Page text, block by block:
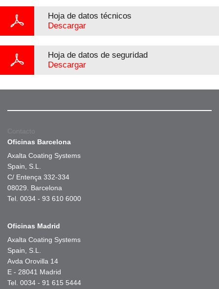
Hoja de datos técnicos
Descargar
Hoja de datos de seguridad
Descargar
Contacto
Oficinas Barcelona
Axalta Coating Systems
Spain, S.L.
C/ Entença 332-334
08029. Barcelona
Tel. 0034 - 93 610 6000
Oficinas Madrid
Axalta Coating Systems
Spain, S.L.
Avda Orovilla 14
E - 28041 Madrid
Tel. 0034 - 91 615 5444